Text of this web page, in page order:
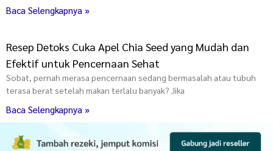
Baca Selengkapnya »
Resep Detoks Cuka Apel Chia Seed yang Mudah dan
Efektif untuk Pencernaan Sehat
Sobat, pernah merasa pencernaan sedang bermasalah atau tubuh
terasa berat setelah makan terlalu banyak? Jika
Baca Selengkapnya »